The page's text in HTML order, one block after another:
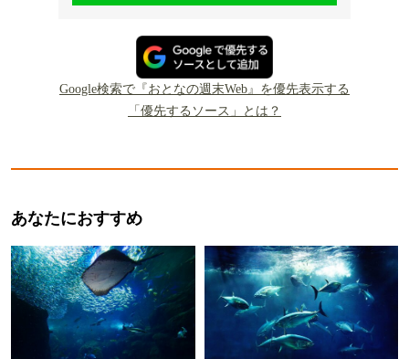
Google検索で『おとなの週末Web』を優先表示する
「優先するソース」とは？
あなたにおすすめ